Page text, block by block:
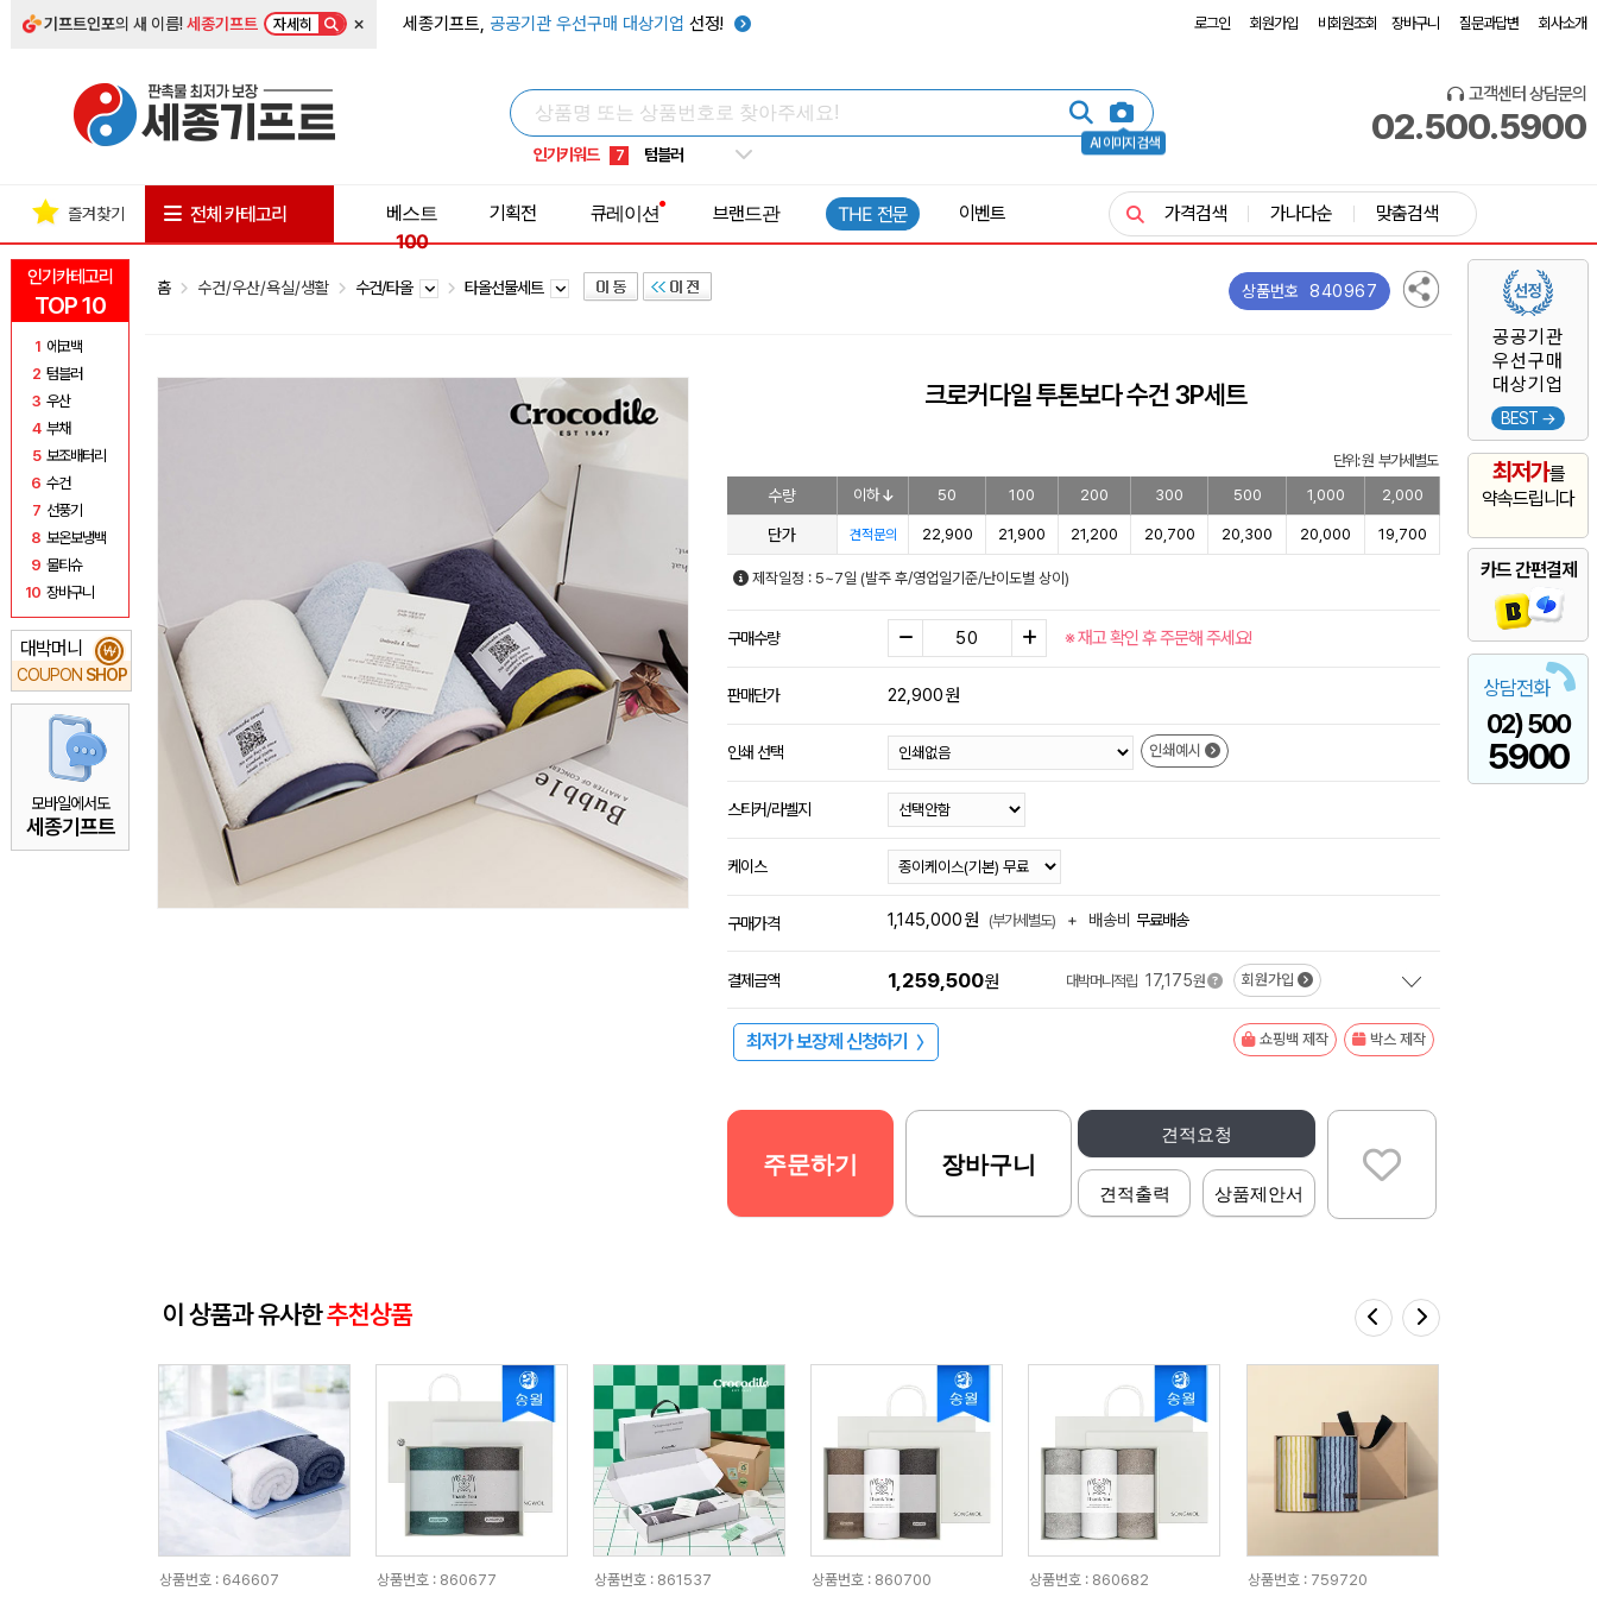
기프트인포의 새 이름!세종기프트 자세히 × 세종기프트, 공공기관 우선구매 대상기업 선정! 로그인 회원가입 비회원조회 장바구니 질문과답변 회사소개
AI 이미지 검색
인기키워드
3 썬캡
6 우산
7 텀블러
9 넥쿨러
1 선풍기
고객센터 상담문의
02.500.5900
인기카테고리
TOP 10
1 에코백
2 텀블러
3 우산
4 부채
5 보조배터리
6 수건
7 선풍기
8 보온보냉백
9 물티슈
10 장바구니
대박머니
COUPON SHOP
₩
모바일에서도
세종기프트
공공기관
우선구매
대상기업
BEST →
최저가를
약속드립니다
카드 간편결제
상담전화
02) 500
5900
즐겨찾기 전체 카테고리
베스트
100
기획전 큐레이션 브랜드관 THE 전문 이벤트 가격검색 가나다순 맞춤검색
홈 수건/우산/욕실/생활 수건/타올 타올선물세트 상품번호 840967
크로커다일 투톤보다 수건 3P세트
단위: 원 부가세별도
수량 이하 50 100 200 300 500 1,000 2,000
단가 견적문의 22,900 21,900 21,200 20,700 20,300 20,000 19,700
제작일정 : 5~7일 (발주 후/영업일기준/난이도별 상이)
구매수량 ※ 재고 확인 후 주문해 주세요!
판매단가 22,900원
인쇄 선택 인쇄예시
스티커/라벨지
케이스
구매가격 1,145,000원 (부가세별도) + 배송비 무료배송
결제금액 1,259,500원 대박머니적립 17,175원 회원가입
최저가 보장제 신청하기 〉 쇼핑백 제작 박스 제작
견적요청
견적출력 상품제안서
주문하기 장바구니
이 상품과 유사한추천상품
상품번호 : 646607 상품번호 : 860677 상품번호 : 861537 상품번호 : 860700 상품번호 : 860682 상품번호 : 759720